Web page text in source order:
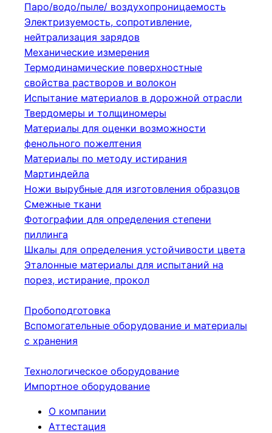
Паро/водо/пыле/ воздухопроницаемость
Электризуемость, сопротивление,
нейтрализация зарядов
Механические измерения
Термодинамические поверхностные
свойства растворов и волокон
Испытание материалов в дорожной отрасли
Твердомеры и толщиномеры
Материалы для оценки возможности
фенольного пожелтения
Материалы по методу истирания
Мартиндейла
Ножи вырубные для изготовления образцов
Смежные ткани
Фотографии для определения степени
пиллинга
Шкалы для определения устойчивости цвета
Эталонные материалы для испытаний на
порез, истирание, прокол
Пробоподготовка
Вспомогательные оборудование и материалы
с хранения
Технологическое оборудование
Импортное оборудование
О компании
Аттестация